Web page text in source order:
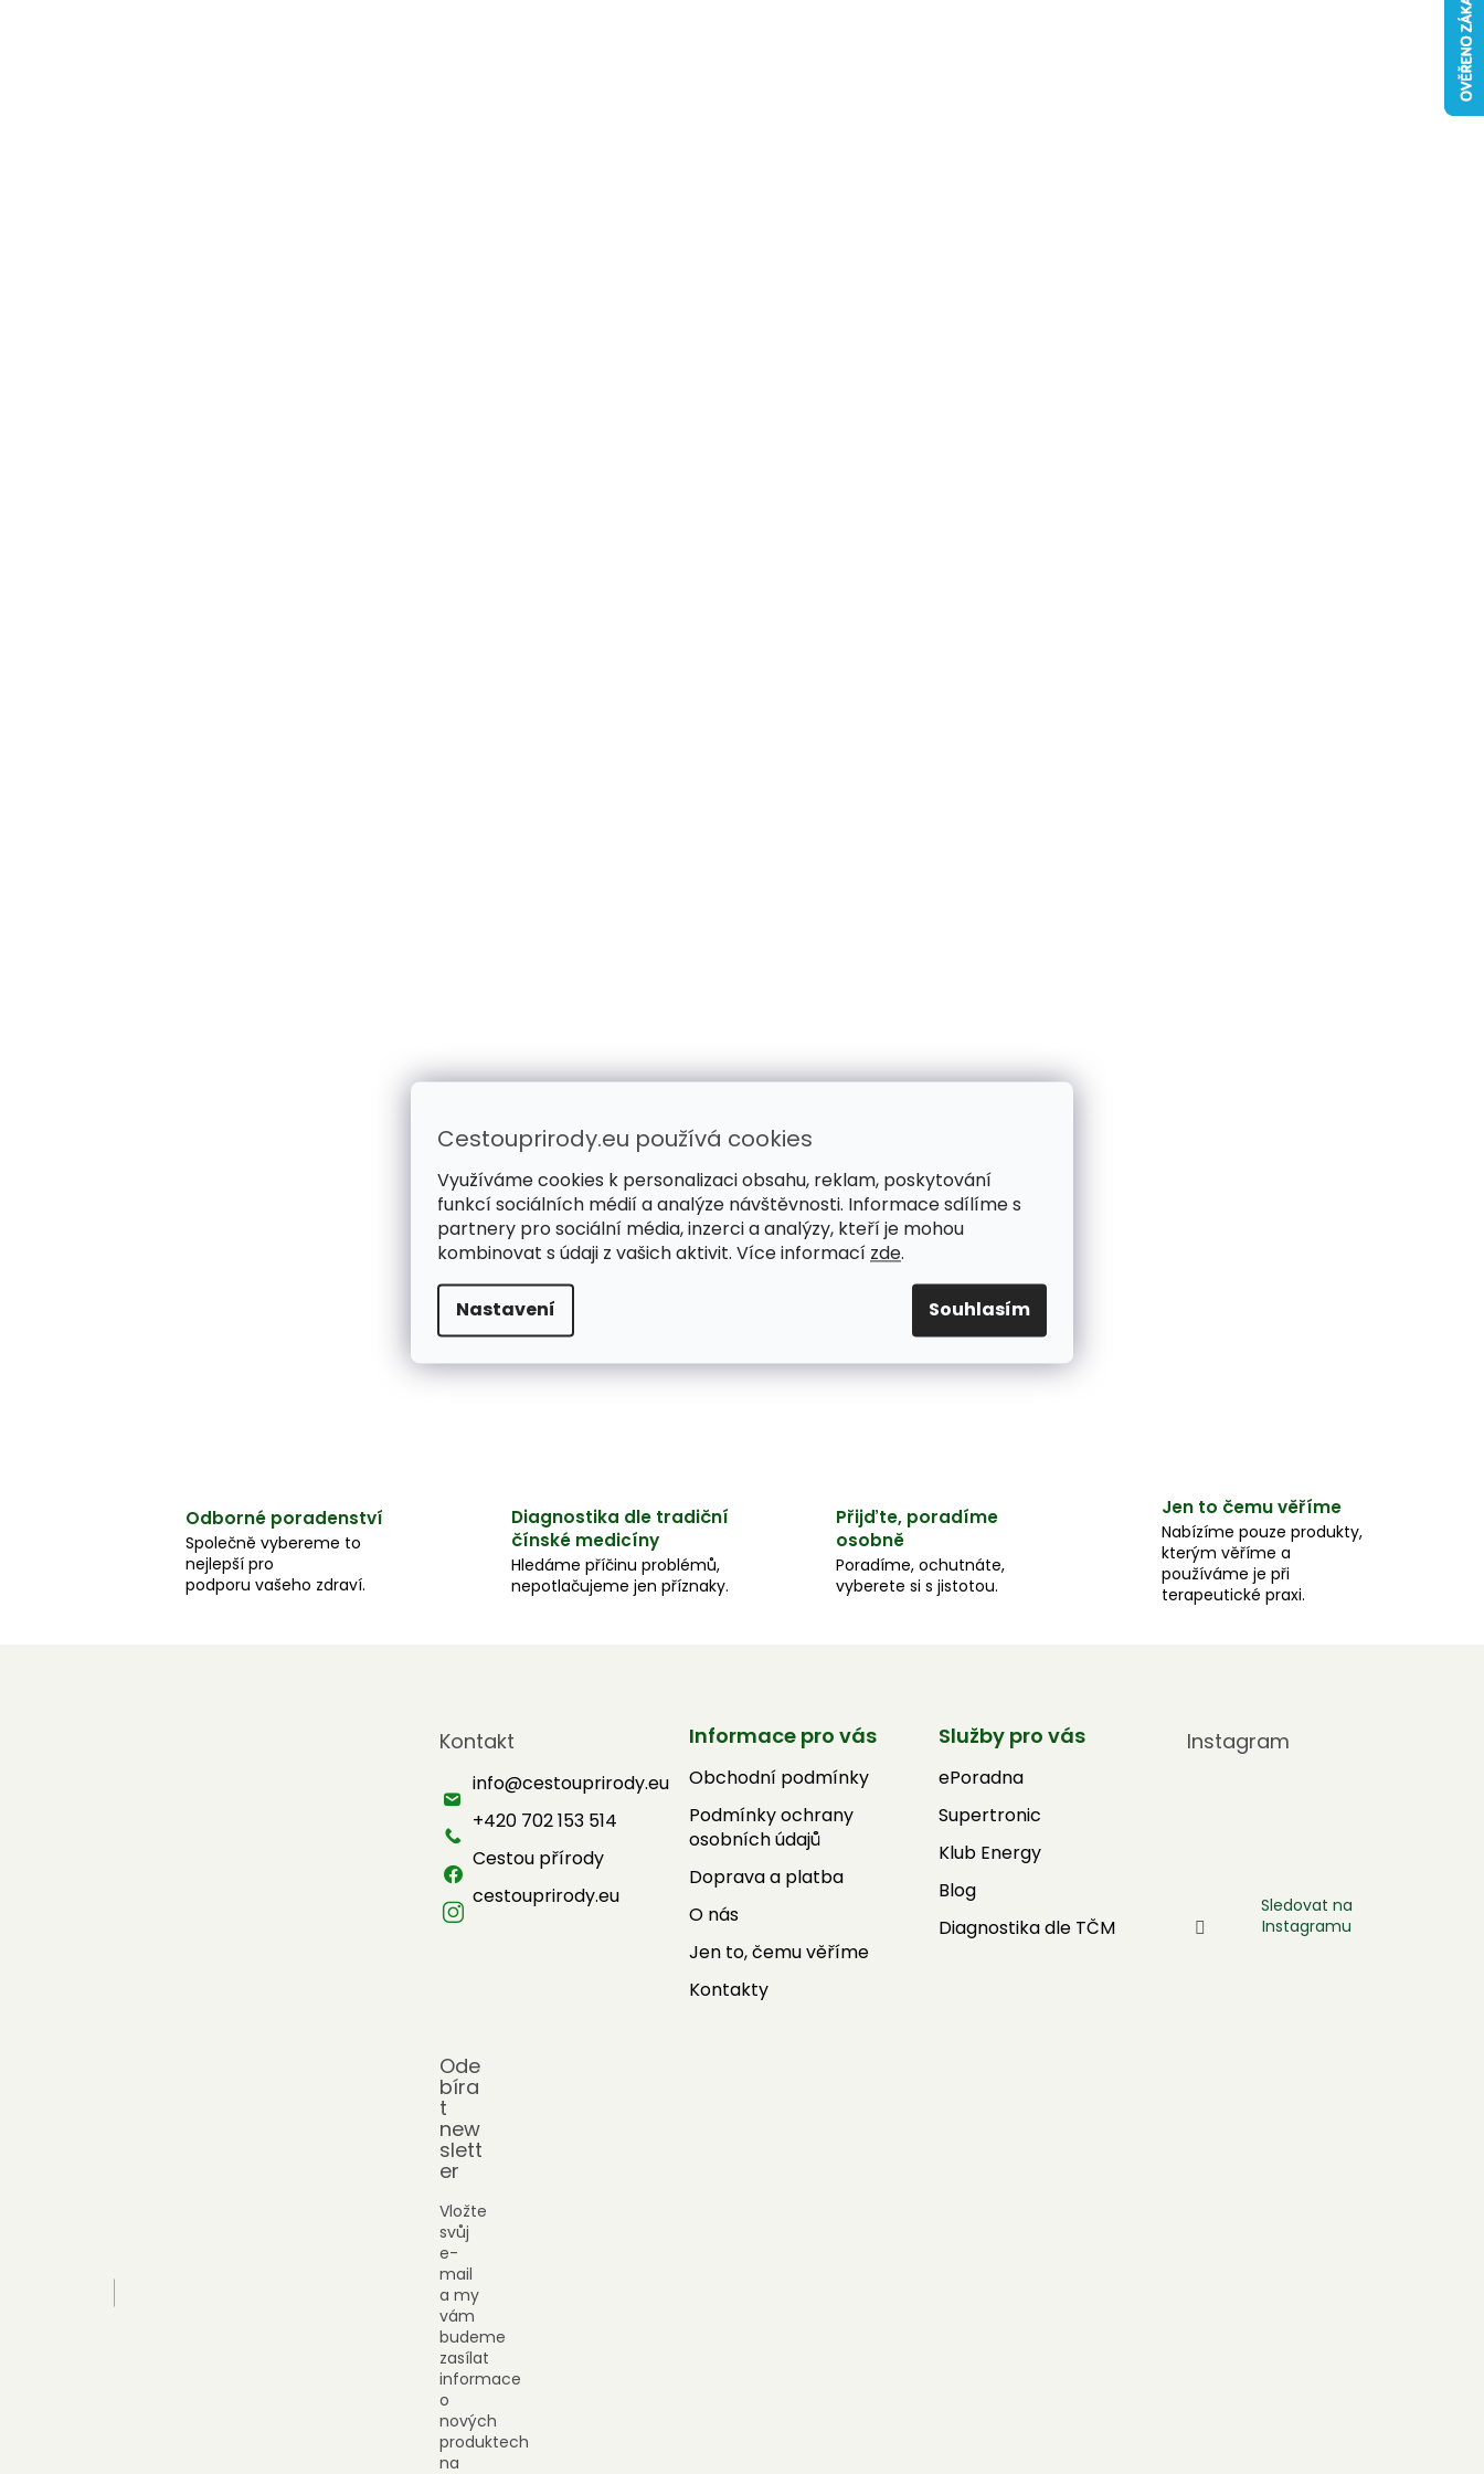
Cestouprirody.eu používá cookies
Využíváme cookies k personalizaci obsahu, reklam, poskytování
funkcí sociálních médií a analýze návštěvnosti. Informace sdílíme s
partnery pro sociální média, inzerci a analýzy, kteří je mohou
kombinovat s údaji z vašich aktivit. Více informací zde.
Nastavení Souhlasím
Odborné poradenství
Společně vybereme to
nejlepší pro
podporu vašeho zdraví.
Diagnostika dle tradiční
čínské medicíny
Hledáme příčinu problémů,
nepotlačujeme jen příznaky.
Přijďte, poradíme
osobně
Poradíme, ochutnáte,
vyberete si s jistotou.
Jen to čemu věříme
Nabízíme pouze produkty,
kterým věříme a
používáme je při
terapeutické praxi.
Kontakt
info@cestouprirody.eu
+420 702 153 514
Cestou přírody
cestouprirody.eu
Informace pro vás
Obchodní podmínky
Podmínky ochrany
osobních údajů
Doprava a platba
O nás
Jen to, čemu věříme
Kontakty
Služby pro vás
ePoradna
Supertronic
Klub Energy
Blog
Diagnostika dle TČM
Instagram
Sledovat na
Instagramu
Ode
bíra
t
new
slett
er
Vložte
svůj
e-
mail
a my
vám
budeme
zasílat
informace
o
nových
produktech
na